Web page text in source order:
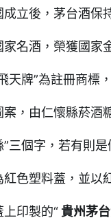
成立後，茅台酒保
家名酒，榮獲國家
天牌”為註冊商標
案，由仁懷縣菸酒
”三個字，若有則
紅色塑料蓋，並以
上印製的“ 貴州茅